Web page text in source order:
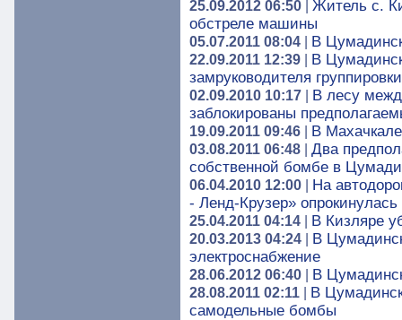
25.09.2012 06:50
Житель с.
обстреле машины
05.07.2011 08:04 В
22.09.2011 12:39
В
замруководителя
02.09.2010 10:17
В лесу
заблокированы
19.09.2011 09:46 В
03.08.2011 06:48
Два
собственной бомбе в
06.04.2010 12:00
На
- Ленд-Крузер» опрокинулась
25.04.2011 04:14 В Кизляре
20.03.2013 04:24
В
электроснабжение
28.06.2012 06:40 В
28.08.2011 02:11
В
самодельные бомбы